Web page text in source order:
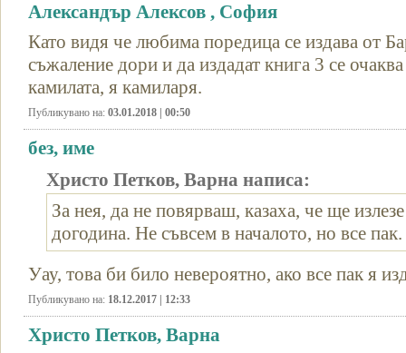
Александър Алексов , София
Като видя че любима поредица се издава от
съжаление дори и да издадат книга 3 се
камилата, я камиларя.
Публикувано на: 03.01.2018 | 00:50
без, име
Христо Петков, Варна написа:
За нея, да не повярваш, казаха, че ще
догодина. Не съвсем в началото, но все пак.
Уау, това би било невероятно, ако все пак я
Публикувано на: 18.12.2017 | 12:33
Христо Петков, Варна